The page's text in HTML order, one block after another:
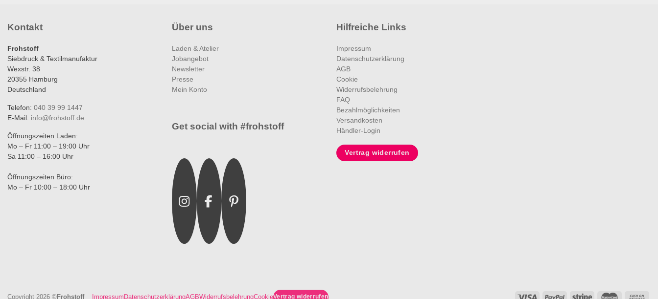
Kontakt
Frohstoff
Siebdruck & Textilmanufaktur
Wexstr. 38
20355 Hamburg
Deutschland
Telefon: 040 39 99 1447
E-Mail: info@frohstoff.de
Öffnungszeiten Laden:
Mo – Fr 11:00 – 19:00 Uhr
Sa 11:00 – 16:00 Uhr
Öffnungszeiten Büro:
Mo – Fr 10:00 – 18:00 Uhr
Über uns
Laden & Atelier
Jobangebot
Newsletter
Presse
Mein Konto
Get social with #frohstoff
InstagramFacebookPinterest
Hilfreiche Links
Impressum
Datenschutzerklärung
AGB
Cookie
Widerrufsbelehrung
FAQ
Bezahlmöglichkeiten
Versandkosten
Händler-Login
Vertrag widerrufen
Copyright 2026 ©Frohstoff Impressum DatenschutzerklärungAGBWiderrufsbelehrungCookieVertrag widerrufen